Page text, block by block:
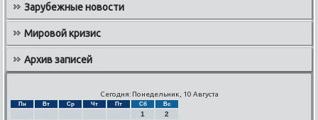
Зарубежные новости
Мировой кризис
Архив записей
Сегодня: Понедельник, 10 Августа
Пн Вт Ср Чт Пт Сб Вс
1
2